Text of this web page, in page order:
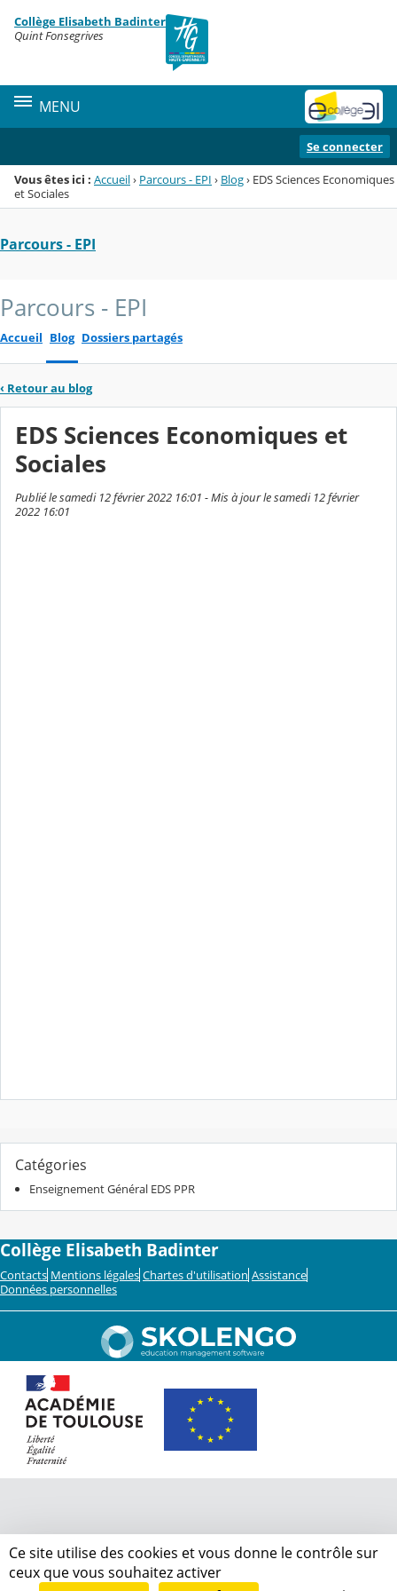
Menu de la rubrique
Contenu
Collège Elisabeth Badinter
Quint Fonsegrives
MENU
Se connecter
Vous êtes ici : Accueil› Parcours - EPI › Blog› EDS Sciences Economiques
et Sociales
Parcours - EPI
Parcours - EPI
Accueil Blog Dossiers partagés
‹ Retour au blog
EDS Sciences Economiques et
Sociales
Publié le samedi 12 février 2022 16:01 - Mis à jour le samedi 12 février
2022 16:01
Catégories
Enseignement Général EDS PPR
Collège Elisabeth Badinter
Contacts Mentions légales Chartes d'utilisation Assistance
Données personnelles
Ce site utilise des cookies et vous donne le contrôle sur
ceux que vous souhaitez activer